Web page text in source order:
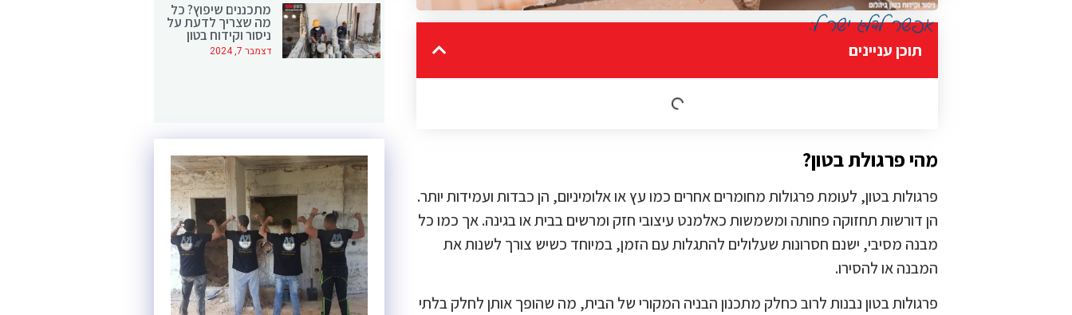
תוכן עניינים
מהי פרגולת בטון?
פרגולות בטון, לעומת פרגולות מחומרים אחרים כמו עץ או אלומיניום, הן כבדות ועמידות יותר.
הן דורשות תחזוקה פחותה ומשמשות כאלמנט עיצובי חזק ומרשים בבית או בגינה. אך כמו כל
מבנה מסיבי, ישנם חסרונות שעלולים להתגלות עם הזמן, במיוחד כשיש צורך לשנות את
המבנה או להסירו.
פרגולות בטון נבנות לרוב כחלק מתכנון הבניה המקורי של הבית, מה שהופך אותן לחלק בלתי
מתכננים שיפוץ? כל
מה שצריך לדעת על
ניסור וקידוח בטון
דצמבר 7, 2024